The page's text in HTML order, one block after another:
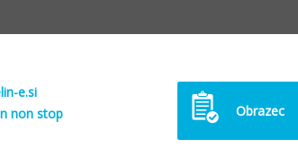
e.si
non stop
Obrazec